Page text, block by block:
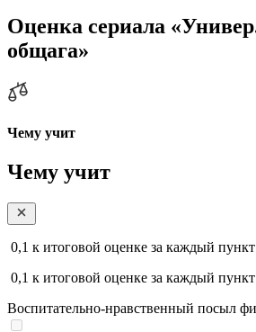
Оценка сериала
общага»
Чему учит
Чему учит
0,1 к итоговой оценке за каждый пункт
0,1 к итоговой оценке за каждый пункт
Воспитательно-нравственный посыл